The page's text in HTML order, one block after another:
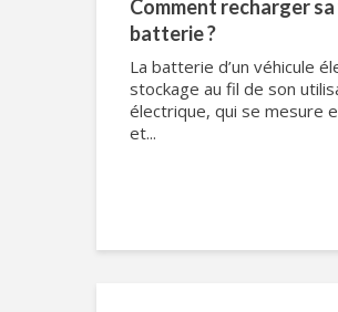
Comment recharger
batterie ?
La batterie d’un véhicule
stockage au fil de son
électrique, qui se mesure
et...